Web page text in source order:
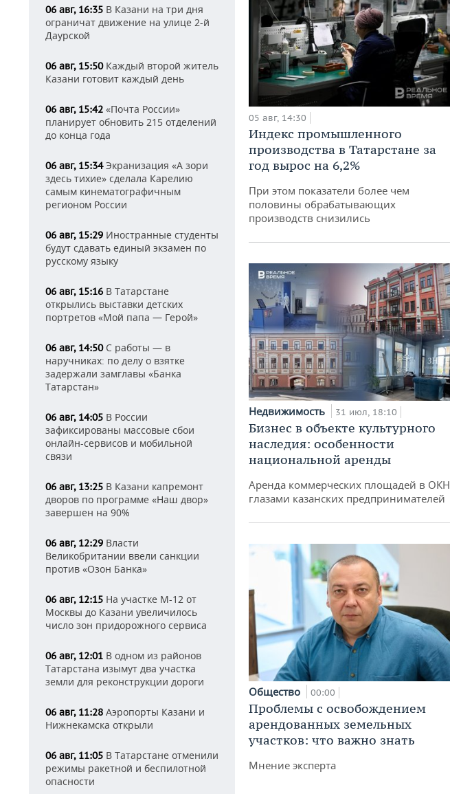
06 авг, 16:35 В Казани на три дня
ограничат движение на улице 2-й
Даурской
06 авг, 15:50Каждый второй житель
Казани готовит каждый день
06 авг, 15:42 «Почта России»
планирует обновить 215 отделений
до конца года
06 авг, 15:34Экранизация «А зори
здесь тихие» сделала Карелию
самым кинематографичным
регионом России
06 авг, 15:29 Иностранные студенты
будут сдавать единый экзамен по
русскому языку
06 авг, 15:16 В Татарстане
открылись выставки детских
портретов «Мой папа — Герой»
06 авг, 14:50С работы — в
наручниках: по делу о взятке
задержали замглавы «Банка
Татарстан»
06 авг, 14:05 В России
зафиксированы массовые сбои
онлайн-сервисов и мобильной
связи
06 авг, 13:25 В Казани капремонт
дворов по программе «Наш двор»
завершен на 90%
06 авг, 12:29 Власти
Великобритании ввели санкции
против «Озон Банка»
06 авг, 12:15 На участке М-12 от
Москвы до Казани увеличилось
число зон придорожного сервиса
06 авг, 12:01 В одном из районов
Татарстана изымут два участка
земли для реконструкции дороги
06 авг, 11:28 Аэропорты Казани и
Нижнекамска открыли
06 авг, 11:05 В Татарстане отменили
режимы ракетной и беспилотной
опасности
05 авг, 14:30
Индекс промышленного
производства в Татарстане за
год вырос на 6,2%
При этом показатели более чем
половины обрабатывающих
производств снизились
Недвижимость 31 июл, 18:10
Бизнес в объекте культурного
наследия: особенности
национальной аренды
Аренда коммерческих площадей в ОКН
глазами казанских предпринимателей
Общество 00:00
Проблемы с освобождением
арендованных земельных
участков: что важно знать
Мнение эксперта